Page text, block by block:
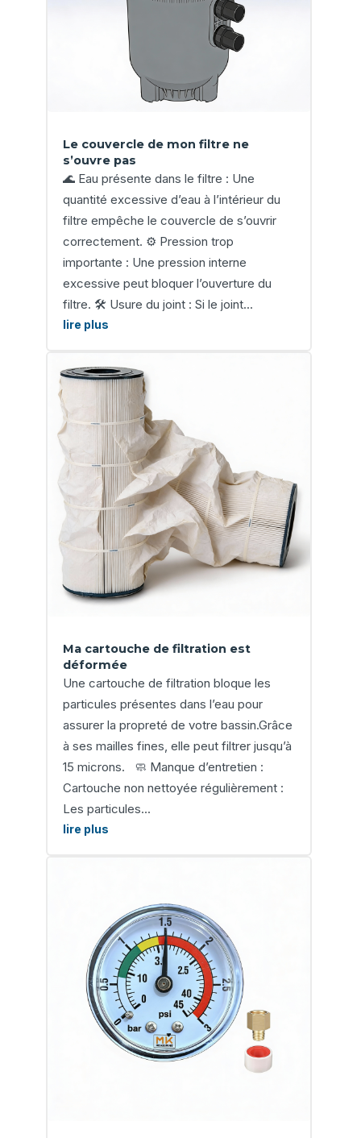
Le couvercle de mon filtre ne
s’ouvre pas
🌊 Eau présente dans le filtre : Une
quantité excessive d’eau à l’intérieur du
filtre empêche le couvercle de s’ouvrir
correctement. ⚙️ Pression trop
importante : Une pression interne
excessive peut bloquer l’ouverture du
filtre. 🛠️ Usure du joint : Si le joint...
lire plus
Ma cartouche de filtration est
déformée
Une cartouche de filtration bloque les
particules présentes dans l’eau pour
assurer la propreté de votre bassin.Grâce
à ses mailles fines, elle peut filtrer jusqu’à
15 microns. 🧼 Manque d’entretien :
Cartouche non nettoyée régulièrement :
Les particules...
lire plus